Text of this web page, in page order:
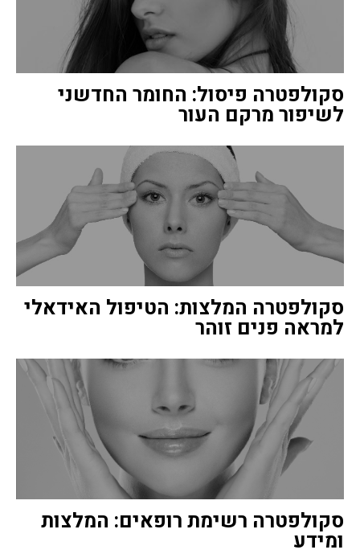
סקולפטרה פיסול: החומר החדשני
לשיפור מרקם העור
סקולפטרה המלצות: הטיפול האידאלי
למראה פנים זוהר
סקולפטרה רשימת רופאים: המלצות
ומידע